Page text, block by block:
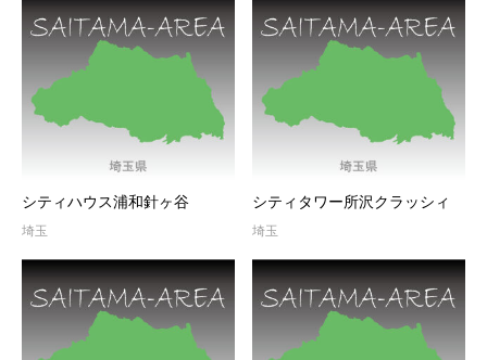
シティハウス浦和針ヶ谷
埼玉
シティタワー所沢クラッシィ
埼玉